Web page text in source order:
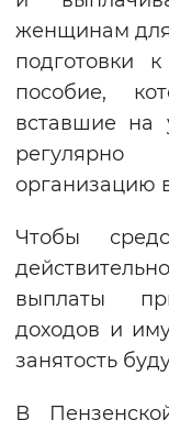
женщинам для
подготовки
пособие,
вставшие на
организацию
Чтобы
выплаты
доходов и
занятость
В